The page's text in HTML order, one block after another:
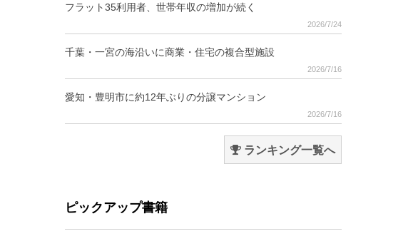
フラット35利用者、世帯年収の増加が続く
2026/7/24
千葉・一宮の海沿いに商業・住宅の複合型施設
2026/7/16
愛知・豊明市に約12年ぶりの分譲マンション
2026/7/16
ランキング一覧へ
ピックアップ書籍